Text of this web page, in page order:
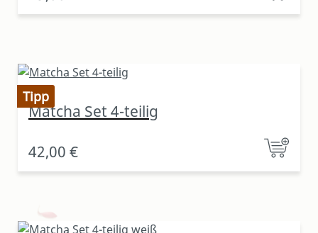
Tipp
Matcha Set 4-teilig
42,00 €